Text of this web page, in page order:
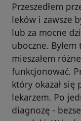
Przeszedłem
leków i zawsze
lub za mocne
uboczne.
mieszałem
funkcjonować.
który okazał
lekarzem. Po
diagnozę -